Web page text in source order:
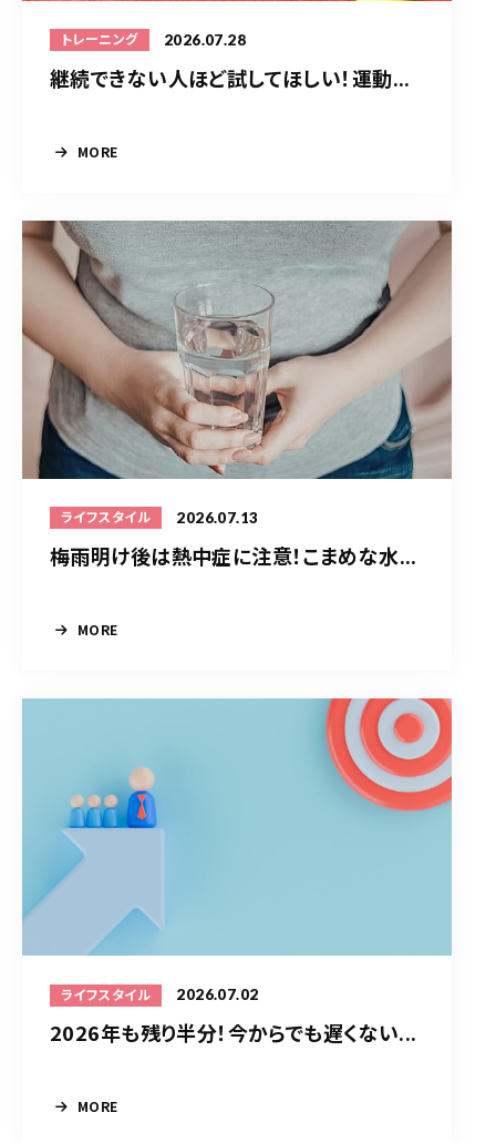
トレーニング 2026.07.28
継続できない人ほど試してほしい！運動...
MORE
ライフスタイル 2026.07.13
梅雨明け後は熱中症に注意！こまめな水...
MORE
ライフスタイル 2026.07.02
2026年も残り半分！今からでも遅くない...
MORE